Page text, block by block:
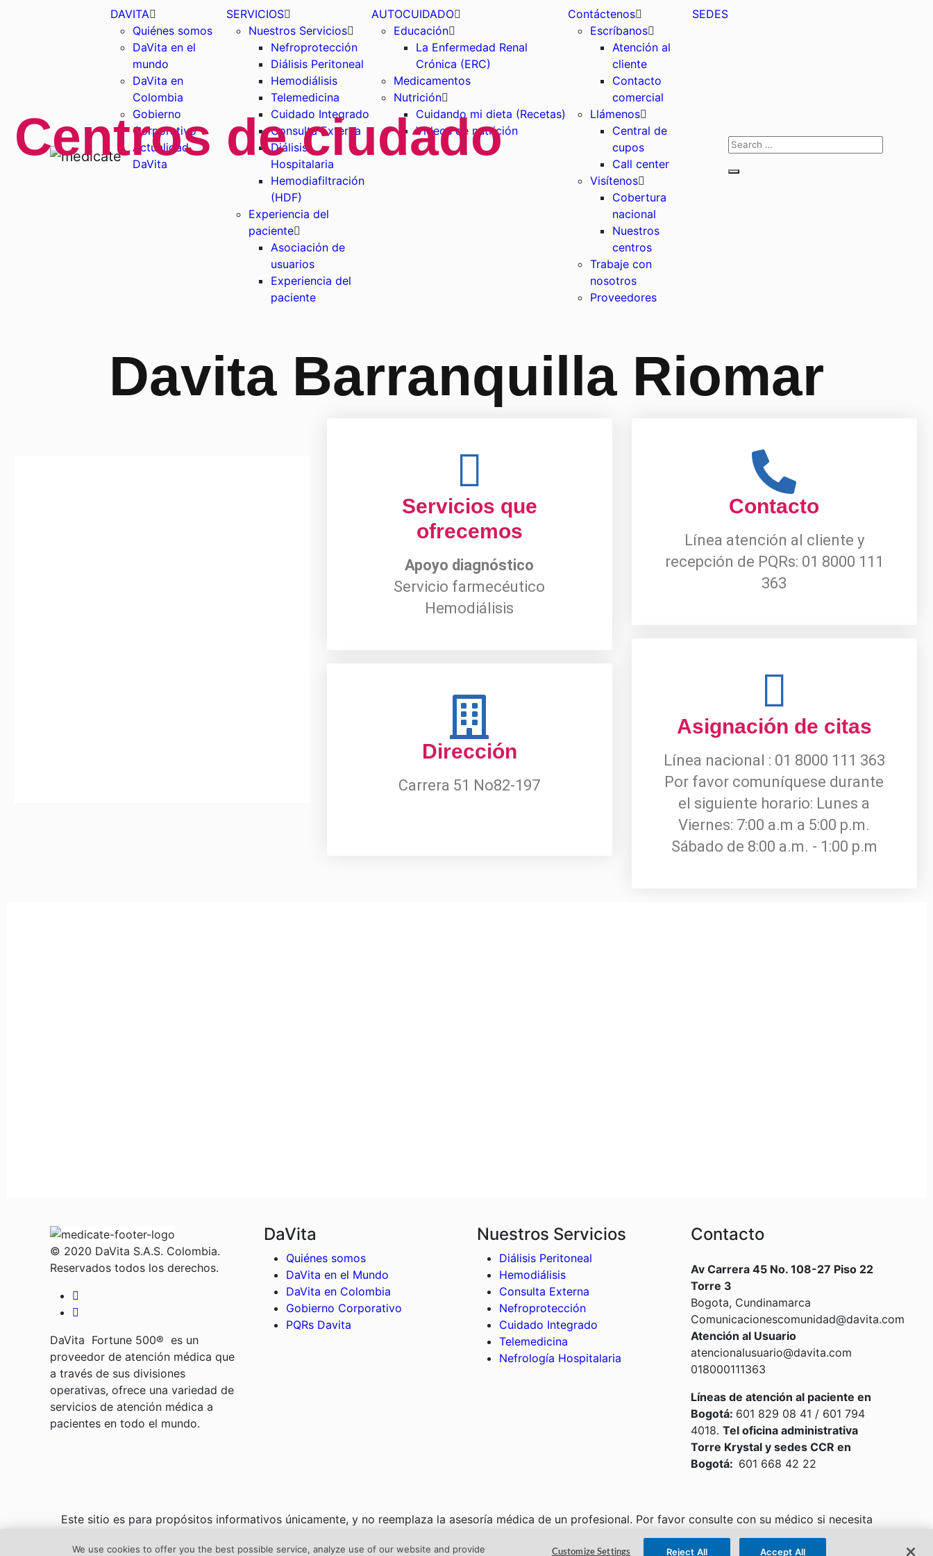
DAVITA
Quiénes somos
DaVita en el
mundo
DaVita en
Colombia
Gobierno
Corporativo
Actualidad
DaVita
SERVICIOS
Nuestros Servicios
Nefroprotección
Diálisis Peritoneal
Hemodiálisis
Telemedicina
Cuidado Integrado
Consulta Externa
Diálisis
Hospitalaria
Hemodiafiltración
(HDF)
Experiencia del
paciente
Asociación de
usuarios
Experiencia del
paciente
AUTOCUIDADO
Educación
La Enfermedad Renal
Crónica (ERC)
Medicamentos
Nutrición
Cuidando mi dieta (Recetas)
Videos de nutrición
Contáctenos
Escríbanos
Atención al
cliente
Contacto
comercial
Llámenos
Central de
cupos
Call center
Visítenos
Cobertura
nacional
Nuestros
centros
Trabaje con
nosotros
Proveedores
SEDES
Centros de ciudado
Davita Barranquilla Riomar
Servicios que
ofrecemos
Apoyo diagnóstico
Servicio farmecéutico
Hemodiálisis
Dirección
Carrera 51 No82-197
Contacto
Línea atención al cliente y
recepción de PQRs: 01 8000 111
363
Asignación de citas
Línea nacional : 01 8000 111 363
Por favor comuníquese durante
el siguiente horario: Lunes a
Viernes: 7:00 a.m a 5:00 p.m.
Sábado de 8:00 a.m. - 1:00 p.m
© 2020 DaVita S.A.S. Colombia.
Reservados todos los derechos.
DaVita Fortune 500® es un
proveedor de atención médica que
a través de sus divisiones
operativas, ofrece una variedad de
servicios de atención médica a
pacientes en todo el mundo.
DaVita
Quiénes somos
DaVita en el Mundo
DaVita en Colombia
Gobierno Corporativo
PQRs Davita
Nuestros Servicios
Diálisis Peritoneal
Hemodiálisis
Consulta Externa
Nefroprotección
Cuidado Integrado
Telemedicina
Nefrología Hospitalaria
Contacto
Av Carrera 45 No. 108-27 Piso 22
Torre 3
Bogota, Cundinamarca
Comunicacionescomunidad@davita.com
Atención al Usuario
atencionalusuario@davita.com
018000111363
Líneas de atención al paciente en
Bogotá: 601 829 08 41 / 601 794
4018. Tel oficina administrativa
Torre Krystal y sedes CCR en
Bogotá: 601 668 42 22
Este sitio es para propósitos informativos únicamente, y no reemplaza la asesoría médica de un profesional. Por favor consulte con su médico si necesita
diagnóstico o tratamiento, así como para obtener información acerca de su condición particular. Si está experimentando una emergencia médica, por favor
comuníquese con la línea 123 en Colombia.
We use cookies to offer you the best possible service, analyze use of our website and provide Customize Settings Reject All Accept All